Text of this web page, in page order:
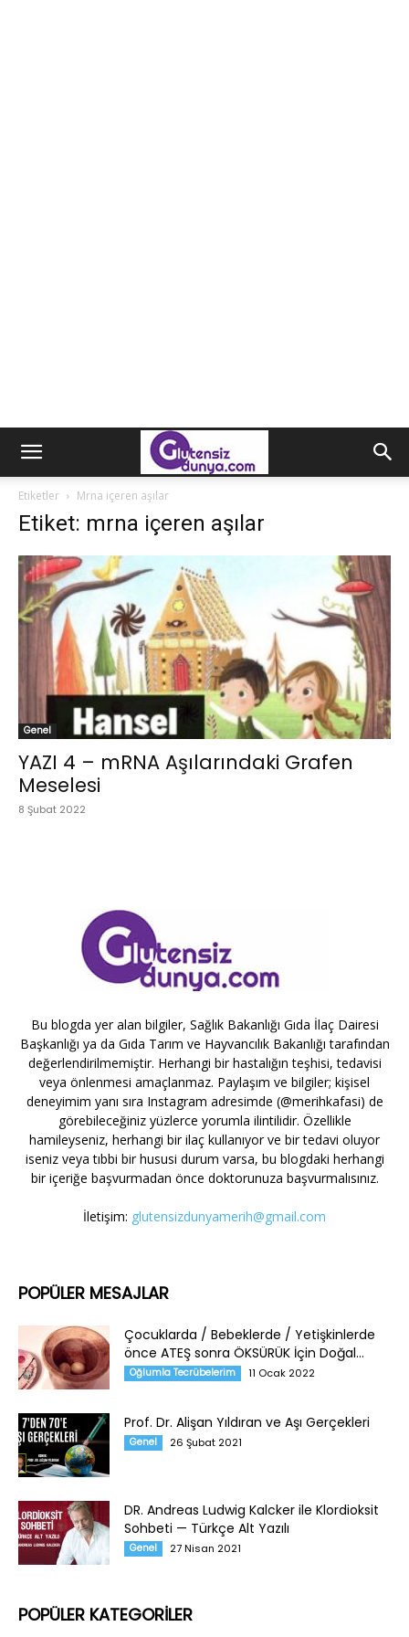
Etiketler Mrna içeren aşılar
Etiket: mrna içeren aşılar
Genel
YAZI 4 – mRNA Aşılarındaki Grafen
Meselesi
8 Şubat 2022
Bu blogda yer alan bilgiler, Sağlık Bakanlığı Gıda İlaç Dairesi
Başkanlığı ya da Gıda Tarım ve Hayvancılık Bakanlığı tarafından
değerlendirilmemiştir. Herhangi bir hastalığın teşhisi, tedavisi
veya önlenmesi amaçlanmaz. Paylaşım ve bilgiler; kişisel
deneyimim yanı sıra Instagram adresimde (@merihkafasi) de
görebileceğiniz yüzlerce yorumla ilintilidir. Özellikle
hamileyseniz, herhangi bir ilaç kullanıyor ve bir tedavi oluyor
iseniz veya tıbbi bir hususi durum varsa, bu blogdaki herhangi
bir içeriğe başvurmadan önce doktorunuza başvurmalısınız.
İletişim: glutensizdunyamerih@gmail.com
POPÜLER MESAJLAR
Çocuklarda / Bebeklerde / Yetişkinlerde
önce ATEŞ sonra ÖKSÜRÜK İçin Doğal...
Oğlumla Tecrübelerim 11 Ocak 2022
Prof. Dr. Alişan Yıldıran ve Aşı Gerçekleri
Genel 26 Şubat 2021
DR. Andreas Ludwig Kalcker ile Klordioksit
Sohbeti — Türkçe Alt Yazılı
Genel 27 Nisan 2021
POPÜLER KATEGORİLER